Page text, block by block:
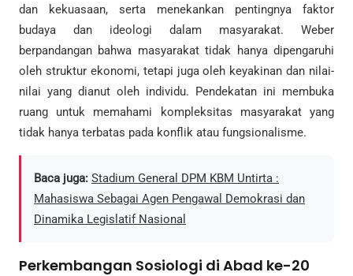
dan kekuasaan, serta menekankan pentingnya faktor
budaya dan ideologi dalam masyarakat. Weber
berpandangan bahwa masyarakat tidak hanya dipengaruhi
oleh struktur ekonomi, tetapi juga oleh keyakinan dan nilai-
nilai yang dianut oleh individu. Pendekatan ini membuka
ruang untuk memahami kompleksitas masyarakat yang
tidak hanya terbatas pada konflik atau fungsionalisme.
Baca juga: Stadium General DPM KBM Untirta :
Mahasiswa Sebagai Agen Pengawal Demokrasi dan
Dinamika Legislatif Nasional
Perkembangan Sosiologi di Abad ke-20